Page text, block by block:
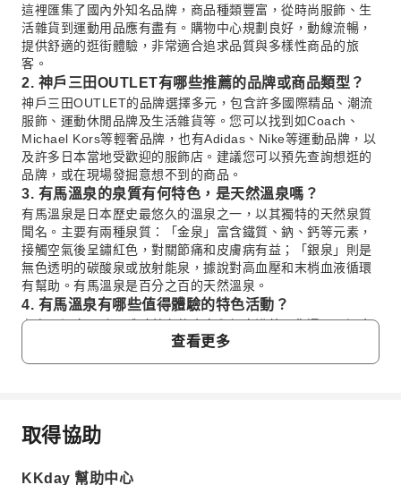
這裡匯集了國內外知名品牌，商品種類豐富，從時尚服飾、生
活雜貨到運動用品應有盡有。購物中心規劃良好，動線流暢，
提供舒適的逛街體驗，非常適合追求品質與多樣性商品的旅
客。
2. 神戶三田OUTLET有哪些推薦的品牌或商品類型？
神戶三田OUTLET的品牌選擇多元，包含許多國際精品、潮流
服飾、運動休閒品牌及生活雜貨等。您可以找到如Coach、
Michael Kors等輕奢品牌，也有Adidas、Nike等運動品牌，以
及許多日本當地受歡迎的服飾店。建議您可以預先查詢想逛的
品牌，或在現場發掘意想不到的商品。
3. 有馬溫泉的泉質有何特色，是天然溫泉嗎？
有馬溫泉是日本歷史最悠久的溫泉之一，以其獨特的天然泉質
聞名。主要有兩種泉質：「金泉」富含鐵質、鈉、鈣等元素，
接觸空氣後呈鏽紅色，對關節痛和皮膚病有益；「銀泉」則是
無色透明的碳酸泉或放射能泉，據說對高血壓和末梢血液循環
有幫助。有馬溫泉是百分之百的天然溫泉。
4. 有馬溫泉有哪些值得體驗的特色活動？
在有馬溫泉，除了體驗著名的金泉與銀泉浴外，您還可以漫步
於充滿懷舊氛圍的老街，品嚐當地特有的炭酸煎餅和溫泉饅
頭。建議參觀溫泉寺、湯泉神社感受歷史氣息，或在免費的足
是的，有馬溫泉的許多溫泉旅館都有提供私人湯屋設施。這些
客。由於私人湯屋數量有限且非常受歡迎，建議您若有需求，
查看更多
常見問題
取得協助
KKday 幫助中心